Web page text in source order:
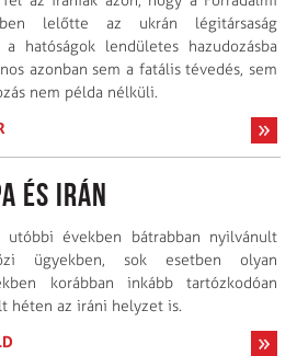
lelőtte az ukrán légitársaság
hatóságok lendületes hazudozásba
azonban sem a fatális tévedés, sem
nem példa nélküli.
és Irán
években bátrabban nyilvánult
ügyekben, sok esetben olyan
korábban inkább tartózkodóan
héten az iráni helyzet is.